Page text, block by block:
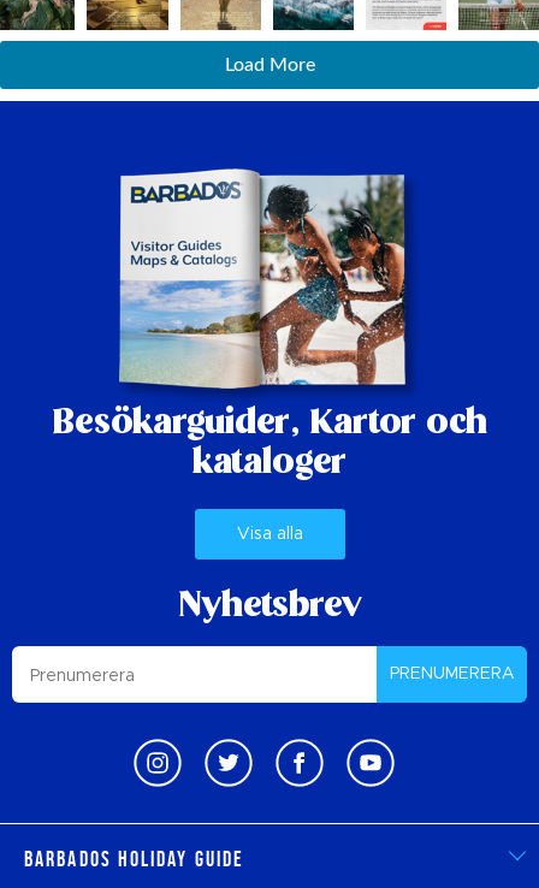
Load More
Besökarguider, Kartor och
kataloger
Visa alla
Nyhetsbrev
PRENUMERERA
Barbados Holiday Guide